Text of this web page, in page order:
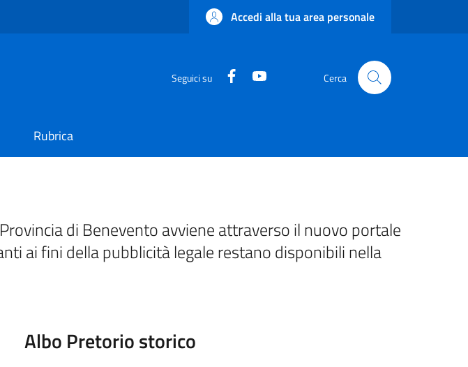
Accedi alla tua area personale
Seguici su Facebook Cerca
Rubrica
di Benevento avviene attraverso il nuovo portale
ai fini della pubblicità legale restano disponibili nella
Albo Pretorio storico